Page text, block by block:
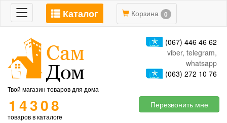
Toggle
navigation
Корзина 0
Каталог
Твой магазин товаров для дома
(067) 446 46 62
viber, telegram,
whatsapp
(063) 272 10 76
14308
товаров в каталоге
Перезвонить мне